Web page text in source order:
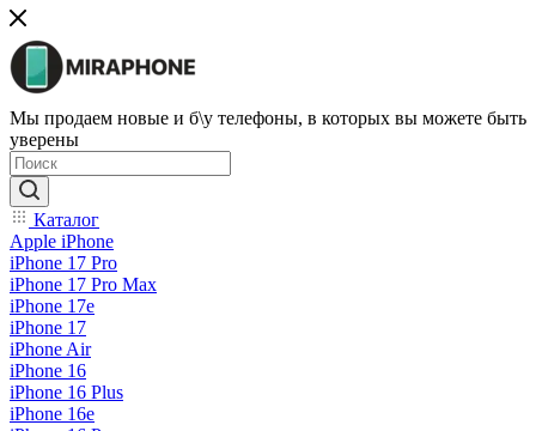
Мы продаем новые и б\у телефоны, в которых вы можете быть
уверены
Каталог
Apple iPhone
iPhone 17 Pro
iPhone 17 Pro Max
iPhone 17e
iPhone 17
iPhone Air
iPhone 16
iPhone 16 Plus
iPhone 16e